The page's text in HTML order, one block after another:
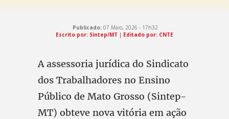
Publicado: 07 Maio, 2026 - 17h32
Escrito por: Sintep/MT | Editado por: CNTE
A assessoria jurídica do Sindicato
dos Trabalhadores no Ensino
Público de Mato Grosso (Sintep-
MT) obteve nova vitória em ação